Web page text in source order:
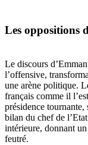
Les oppositions
Le discours d’
l’offensive,
une arène politique.
français comme il l’
présidence tournante,
bilan du chef de l’
intérieure, donnant
feutré.